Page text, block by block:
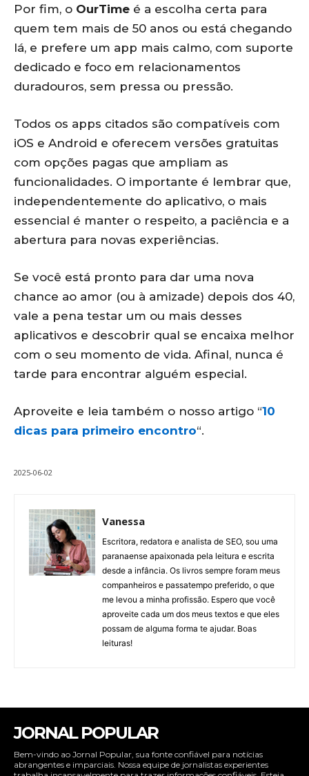
Por fim, o OurTime é a escolha certa para
quem tem mais de 50 anos ou está chegando
lá, e prefere um app mais calmo, com suporte
dedicado e foco em relacionamentos
duradouros, sem pressa ou pressão.
Todos os apps citados são compatíveis com
iOS e Android e oferecem versões gratuitas
com opções pagas que ampliam as
funcionalidades. O importante é lembrar que,
independentemente do aplicativo, o mais
essencial é manter o respeito, a paciência e a
abertura para novas experiências.
Se você está pronto para dar uma nova
chance ao amor (ou à amizade) depois dos 40,
vale a pena testar um ou mais desses
aplicativos e descobrir qual se encaixa melhor
com o seu momento de vida. Afinal, nunca é
tarde para encontrar alguém especial.
Aproveite e leia também o nosso artigo “10
dicas para primeiro encontro“.
2025-06-02
Vanessa
Escritora, redatora e analista de SEO, sou uma
paranaense apaixonada pela leitura e escrita
desde a infância. Os livros sempre foram meus
companheiros e passatempo preferido, o que
me levou a minha profissão. Espero que você
aproveite cada um dos meus textos e que eles
possam de alguma forma te ajudar. Boas
leituras!
JORNAL POPULAR
Bem-vindo ao Jornal Popular, sua fonte confiável para notícias
abrangentes e imparciais. Nossa equipe de jornalistas experientes